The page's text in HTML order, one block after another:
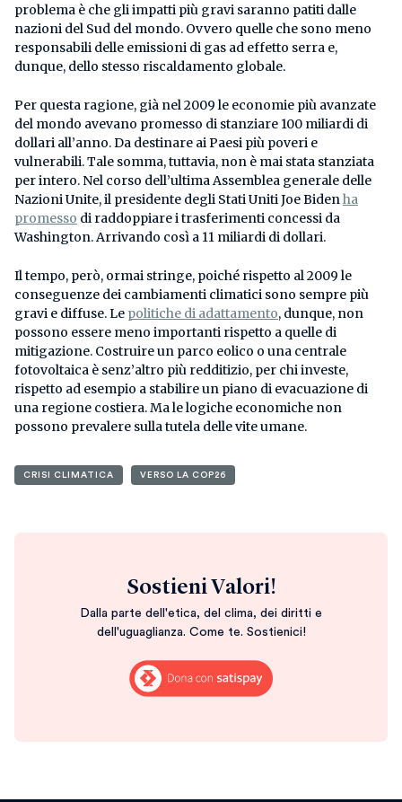
problema è che gli impatti più gravi saranno patiti dalle
nazioni del Sud del mondo. Ovvero quelle che sono meno
responsabili delle emissioni di gas ad effetto serra e,
dunque, dello stesso riscaldamento globale.
Per questa ragione, già nel 2009 le economie più avanzate
del mondo avevano promesso di stanziare 100 miliardi di
dollari all’anno. Da destinare ai Paesi più poveri e
vulnerabili. Tale somma, tuttavia, non è mai stata stanziata
per intero. Nel corso dell’ultima Assemblea generale delle
Nazioni Unite, il presidente degli Stati Uniti Joe Bidenha
promesso di raddoppiare i trasferimenti concessi da
Washington. Arrivando così a 11 miliardi di dollari.
Il tempo, però, ormai stringe, poiché rispetto al 2009 le
conseguenze dei cambiamenti climatici sono sempre più
gravi e diffuse. Le politiche di adattamento, dunque, non
possono essere meno importanti rispetto a quelle di
mitigazione. Costruire un parco eolico o una centrale
fotovoltaica è senz’altro più redditizio, per chi investe,
rispetto ad esempio a stabilire un piano di evacuazione di
una regione costiera. Ma le logiche economiche non
possono prevalere sulla tutela delle vite umane.
CRISI CLIMATICA VERSO LA COP26
Sostieni Valori!
Dalla parte dell'etica, del clima, dei diritti e
dell'uguaglianza. Come te. Sostienici!